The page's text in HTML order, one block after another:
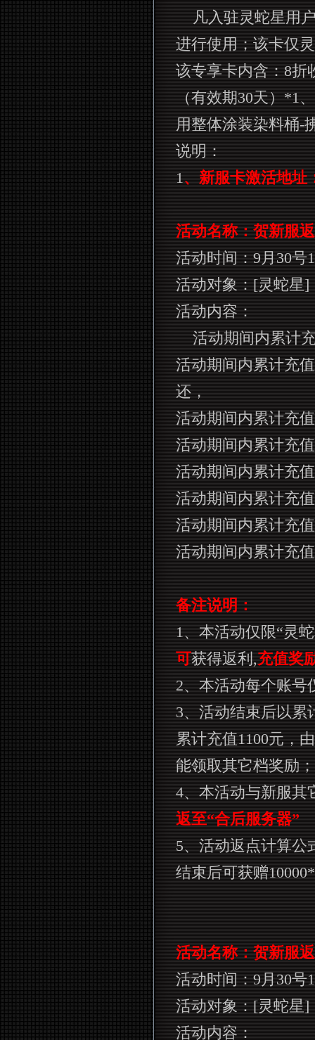
凡入驻灵蛇星用
进行使用；该卡仅
该专享卡内含：8折
（有效期30天）*1
用整体涂装染料桶-
说明：
1、新服卡激活地址
活动名称：贺新服
活动时间：9月30号
活动对象：[灵蛇星]
活动内容：
活动期间内累计
活动期间内累计充值
还，
活动期间内累计充值
活动期间内累计充值
活动期间内累计充值
活动期间内累计充值
活动期间内累计充值
活动期间内累计充值
备注说明：
1、本活动仅限“灵
可获得返利,充值奖
2、本活动每个账号
3、活动结束后以累
累计充值1100元，
能领取其它档奖励
4、本活动与新服其
返至“合后服务器”
5、活动返点计算公
结束后可获赠
活动名称：贺新服
活动时间：9月30号
活动对象：[灵蛇星]
活动内容：